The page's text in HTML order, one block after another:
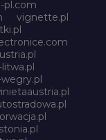
vignette.pl